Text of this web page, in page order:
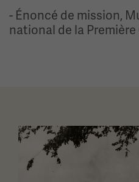
- Énoncé de mission,
national de la